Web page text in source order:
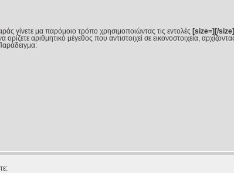
γίνετε μα παρόμοιο τρόπο χρησιμοποιώντας τις εντολές [size=][/size]
αριθμητικό μέγεθος που αντιστοιχεί σε εικονοστοιχεία,